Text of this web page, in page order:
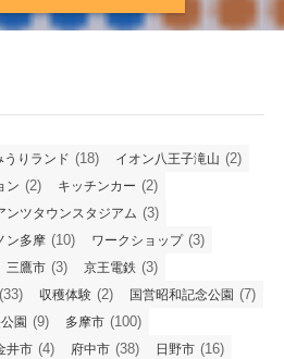
うりランド (18) イオン八王子滝山 (2)
ン (2) キッチンカー (2)
ンツタウンスタジアム (3)
ン多摩 (10) ワークショップ(3)
三鷹市 (3) 京王電鉄 (3)
(33) 収穫体験 (2) 国営昭和記念公園 (7)
園 (9) 多摩市 (100)
井市 (4) 府中市 (38) 日野市 (16)